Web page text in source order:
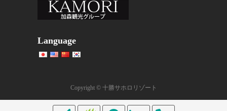
Language
Copyright © 十勝サホロリゾート